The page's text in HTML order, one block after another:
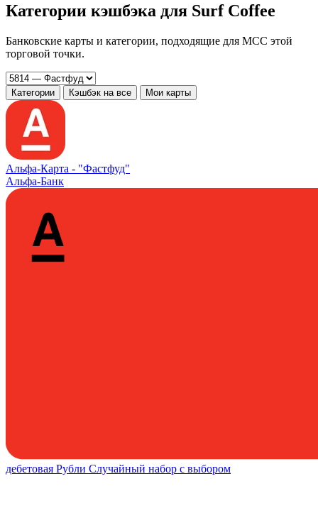
Категории кэшбэка для Surf Coffee
Банковские карты и категории, подходящие для MCC этой
торговой точки.
Категории Кэшбэк на все Мои карты
Альфа‑Карта - "Фастфуд"
Альфа-Банк
дебетовая Рубли Случайный набор с выбором